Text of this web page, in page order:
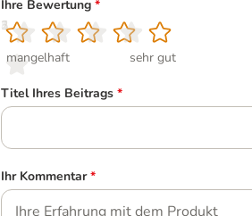
Ihre Bewertung *
1
mangelhaft
2
3
4
5
sehr gut
Titel Ihres Beitrags *
Ihr Kommentar *